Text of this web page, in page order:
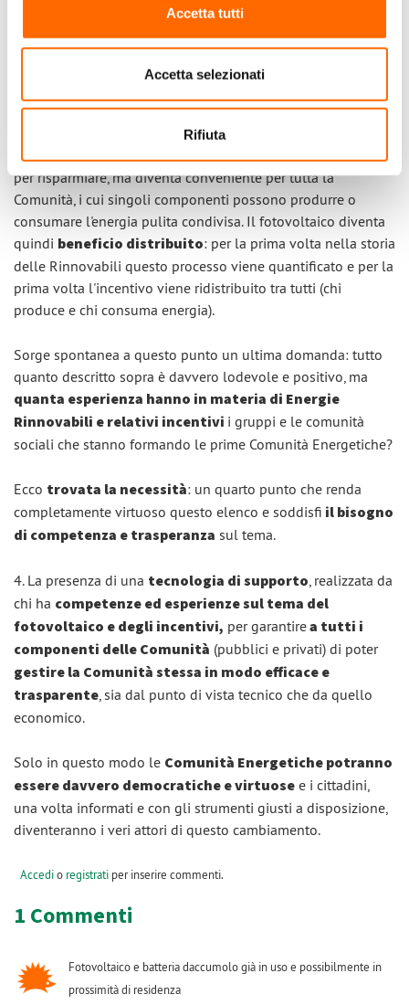
Accetta tutti
Accetta selezionati
Rifiuta
gli aderenti alle Comunità Energetiche
consapevolezza prevede anche la necessità di accompagnare
le persone in questo processo di cambiamento.
3.Il fotovoltaico diventa finalmente un beneficio per
non è più conveniente solo per il singolo proprietario
che un giorno ha deciso di installare l'impianto sul suo tetto
per risparmiare, ma diventa conveniente per tutta la
Comunità, i cui singoli componenti possono produrre o
consumare l'energia pulita condivisa. Il fotovoltaico diventa
quindi beneficio distribuito: per la prima volta nella storia
delle Rinnovabili questo processo viene quantificato e per la
prima volta l'incentivo viene ridistribuito tra tutti (chi
produce e chi consuma energia).
Sorge spontanea a questo punto un ultima domanda: tutto
quanto descritto sopra è davvero lodevole e positivo, ma
quanta esperienza hanno in materia di Energie
Rinnovabili e relativi incentivi i gruppi e le comunità
sociali che stanno formando le prime Comunità Energetiche?
Ecco trovata la necessità: un quarto punto che renda
completamente virtuoso questo elenco e soddisfi il bisogno
di competenza e trasperanza sul tema.
4. La presenza di una tecnologia di supporto, realizzata da
chi ha competenze ed esperienze sul tema del
fotovoltaico e degli incentivi, per garantirea tutti i
componenti delle Comunità (pubblici e privati) di poter
gestire la Comunità stessa in modo efficace e
trasparente, sia dal punto di vista tecnico che da quello
economico.
Solo in questo modo le Comunità Energetiche potranno
essere davvero democratiche e virtuose e i cittadini,
una volta informati e con gli strumenti giusti a disposizione,
diventeranno i veri attori di questo cambiamento.
Accedio registratiper inserire commenti.
1 Commenti
Fotovoltaico e batteria daccumolo già in uso e possibilmente in
prossimità di residenza